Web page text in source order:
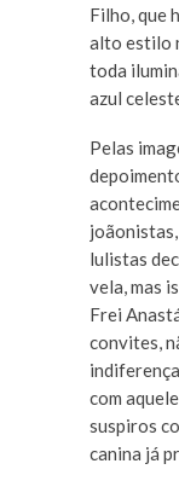
Filho, que
alto estilo
toda
azul
Pelas
lulistas
vela, mas
Frei
convites,
com
suspiros
canina já